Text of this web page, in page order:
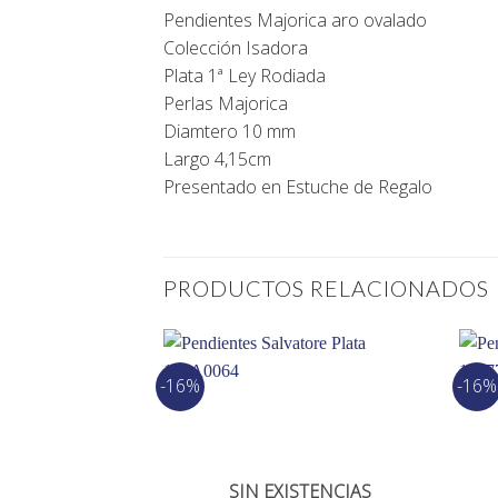
Pendientes Majorica aro ovalado
Colección Isadora
Plata 1ª Ley Rodiada
Perlas Majorica
Diamtero 10 mm
Largo 4,15cm
Presentado en Estuche de Regalo
PRODUCTOS RELACIONADOS
-16%
SIN EXISTENCIAS
-16%